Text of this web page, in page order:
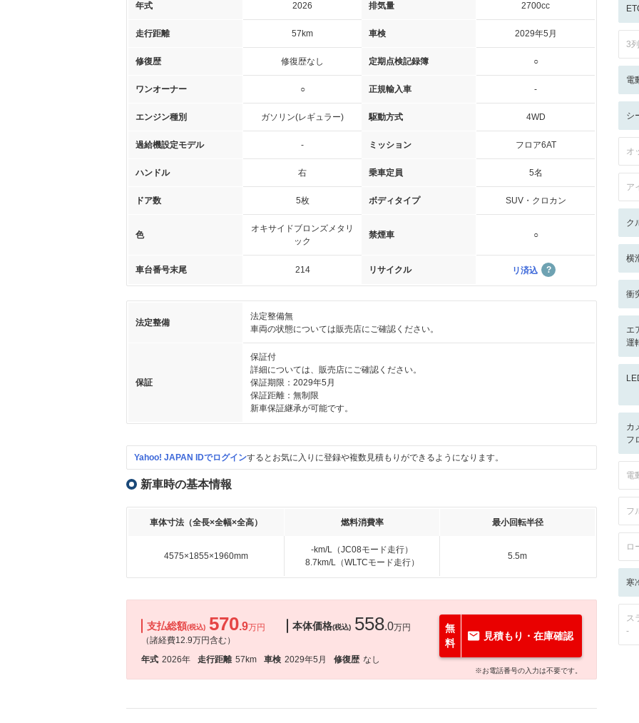
年式 2026 排気量 2700cc
走行距離 57km 車検 2029年5月
修復歴 修復歴なし 定期点検記録簿 ○
ワンオーナー ○ 正規輸入車 -
エンジン種別 ガソリン(レギュラー) 駆動方式 4WD
過給機設定モデル - ミッション フロア6AT
ハンドル 右 乗車定員 5名
ドア数 5枚 ボディタイプ SUV・クロカン
色
オキサイドブロンズメタリ
ック
禁煙車 ○
車台番号末尾 214 リサイクル リ済込
法定整備
法定整備無
車両の状態については販売店にご確認ください。
保証
保証付
詳細については、販売店にご確認ください。
保証期限：2029年5月
保証距離：無制限
新車保証継承が可能です。
Yahoo! JAPAN IDでログインするとお気に入りに登録や複数見積もりができるようになります。
新車時の基本情報
車体寸法（全長×全幅×全高） 燃料消費率 最小回転半径
4575×1855×1960mm
-km/L（JC08モード走行）
8.7km/L（WLTCモード走行）
5.5m
支払総額(税込) 570.9万円
（諸経費12.9万円含む）
本体価格(税込) 558.0万円
年式 2026年 走行距離 57km 車検 2029年5月 修復歴 なし
無
料
見積もり・在庫確認
※お電話番号の入力は不要です。
3
電
シ
オ
ア
ク
横
衝
エ
運
カ
フ
電
フ
ロ
寒
ス
-